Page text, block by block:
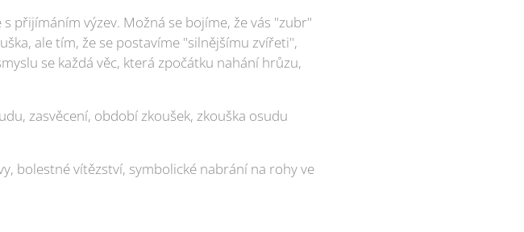
přijímáním výzev. Možná se bojíme, že vás "zubr"
ale tím, že se postavíme "silnějšímu zvířeti",
se každá věc, která zpočátku nahání hrůzu,
zasvěcení, období zkoušek, zkouška osudu
bolestné vítězství, symbolické nabrání na rohy ve